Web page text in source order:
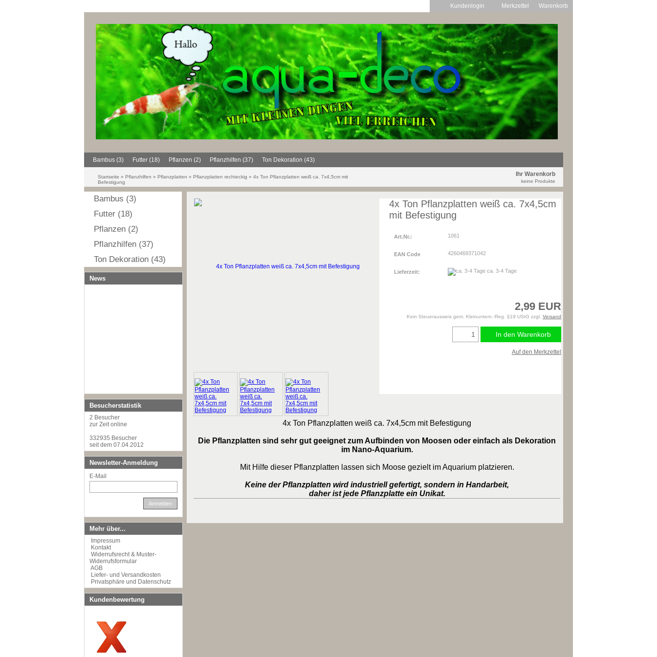
Kundenlogin Merkzettel Warenkorb
Bambus (3) Futter (18) Pflanzen (2) Pflanzhilfen (37) Ton Dekoration (43)
Startseite » Pflanzhilfen » Pflanzplatten » Pflanzplatten rechteckig » 4x Ton Pflanzplatten weiß ca. 7x4,5cm mit
Befestigung
Ihr Warenkorb
keine Produkte
4x Ton Pflanzplatten weiß ca. 7x4,5cm
mit Befestigung
Art.Nr.: 1061
EAN Code 4260469371042
Lieferzeit: ca. 3-4 Tage
2,99 EUR
Kein Steuerausweis gem. Kleinuntern.-Reg. §19 UStG zzgl. Versand
In den Warenkorb
Auf den Merkzettel
4x Ton Pflanzplatten weiß ca. 7x4,5cm mit Befestigung
Die Pflanzplatten sind sehr gut geeignet zum Aufbinden von Moosen oder einfach als Dekoration
im Nano-Aquarium.
Mit Hilfe dieser Pflanzplatten lassen sich Moose gezielt im Aquarium platzieren.
Keine der Pflanzplatten wird industriell gefertigt, sondern in Handarbeit,
daher ist jede Pflanzplatte ein Unikat.
Bambus (3)
Futter (18)
Pflanzen (2)
Pflanzhilfen (37)
Ton Dekoration (43)
News
Besucherstatistik
2 Besucher
zur Zeit online
332935 Besucher
seit dem 07.04.2012
Newsletter-Anmeldung
E-Mail
Anmelden
Mehr über...
Impressum
Kontakt
Widerrufsrecht & Muster-
Widerrufsformular
AGB
Liefer- und Versandkosten
Privatsphäre und Datenschutz
Kundenbewertung